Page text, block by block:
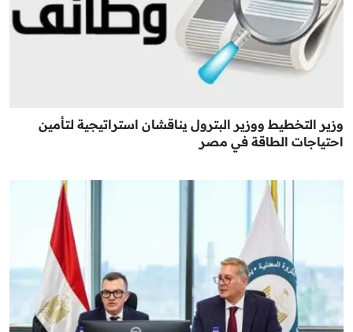
وزير التخطيط ووزير البترول يناقشان استراتيجية لتأمين
احتياجات الطاقة في مصر